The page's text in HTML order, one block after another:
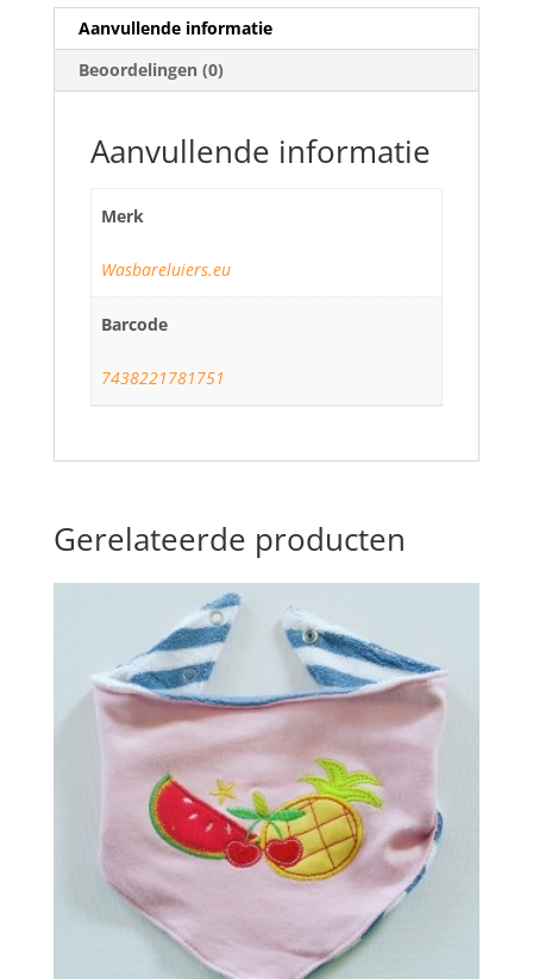
Aanvullende informatie
Beoordelingen (0)
Aanvullende informatie
Merk
Wasbareluiers.eu
Barcode
7438221781751
Gerelateerde producten